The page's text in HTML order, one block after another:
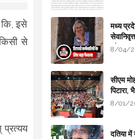
कि, इसे
से
प्रत्यय
मध्य
और बजट
8/04/
सीएम
पिटारा,
8/01/
दतिया में